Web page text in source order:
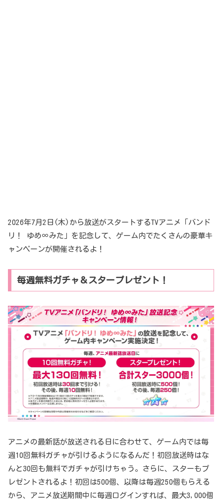
2026年7月2日(木)から放送がスタートするTVアニメ「バンド
リ！ ゆめ∞みた」を記念して、ゲーム内でたくさんの豪華キ
ャンペーンが開催されるよ！
毎週無料ガチャ＆スタープレゼント！
アニメの最新話が放送される日に合わせて、ゲーム内では毎
週10回無料ガチャが引けるようになるんだ！初回放送時はな
んと30回も無料でガチャが引けちゃう。さらに、スターもプ
レゼントされるよ！初回は500個、以降は毎週250個もらえる
から、アニメ放送期間中に毎週ログインすれば、最大3,000個